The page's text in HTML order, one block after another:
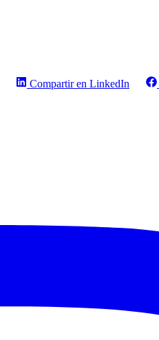
Compartir en LinkedIn